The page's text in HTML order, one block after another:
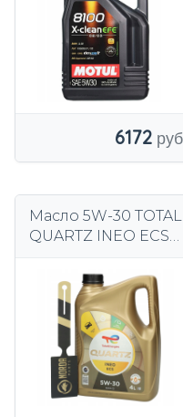
6172
Масло 5W-30 TOTAL
QUARTZ INEO ECS